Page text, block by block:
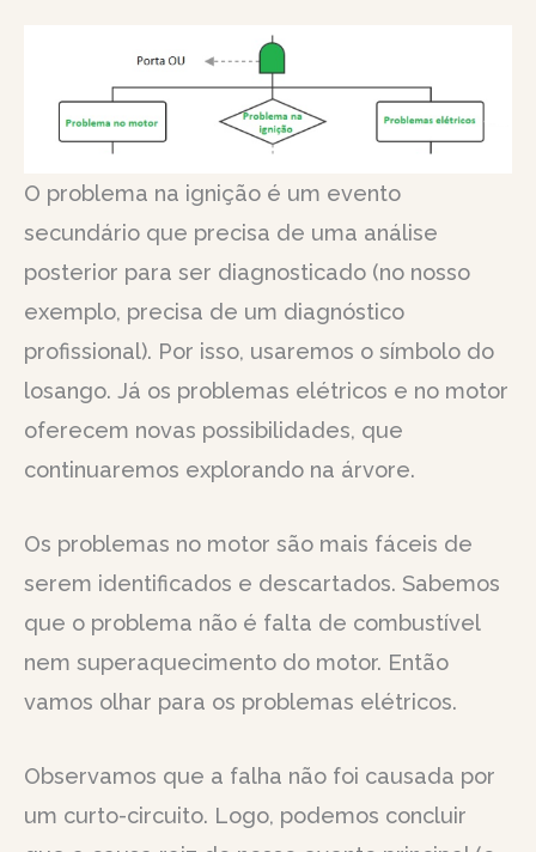
O problema na ignição é um evento
secundário que precisa de uma análise
posterior para ser diagnosticado (no nosso
exemplo, precisa de um diagnóstico
profissional). Por isso, usaremos o símbolo do
losango. Já os problemas elétricos e no motor
oferecem novas possibilidades, que
continuaremos explorando na árvore.
Os problemas no motor são mais fáceis de
serem identificados e descartados. Sabemos
que o problema não é falta de combustível
nem superaquecimento do motor. Então
vamos olhar para os problemas elétricos.
Observamos que a falha não foi causada por
um curto-circuito. Logo, podemos concluir